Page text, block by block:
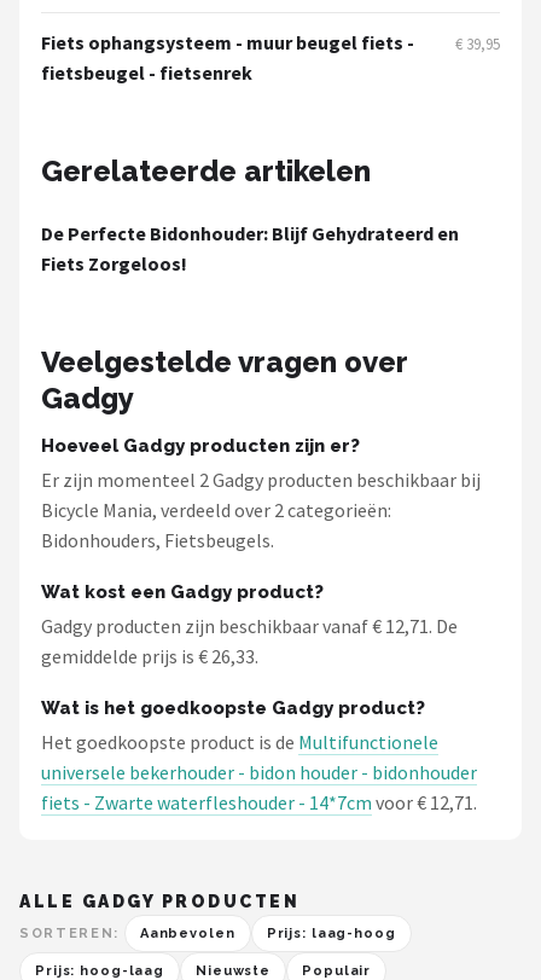
Cortina
Fiets ophangsysteem - muur beugel fiets -
fietsbeugel - fietsenrek
€ 39,95
Gerelateerde artikelen
De Perfecte Bidonhouder: Blijf Gehydrateerd en
Fiets Zorgeloos!
Veelgestelde vragen over
Gadgy
Hoeveel Gadgy producten zijn er?
Er zijn momenteel 2 Gadgy producten beschikbaar bij
Bicycle Mania, verdeeld over 2 categorieën:
Bidonhouders, Fietsbeugels.
Wat kost een Gadgy product?
Gadgy producten zijn beschikbaar vanaf € 12,71. De
gemiddelde prijs is € 26,33.
Wat is het goedkoopste Gadgy product?
Het goedkoopste product is de Multifunctionele
universele bekerhouder - bidon houder - bidonhouder
fiets - Zwarte waterfleshouder - 14*7cm voor € 12,71.
ALLE GADGY PRODUCTEN
SORTEREN: Aanbevolen Prijs: laag-hoog
Prijs: hoog-laag Nieuwste Populair